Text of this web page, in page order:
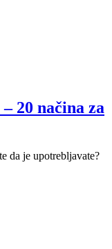
20 načina za
da je upotrebljavate?